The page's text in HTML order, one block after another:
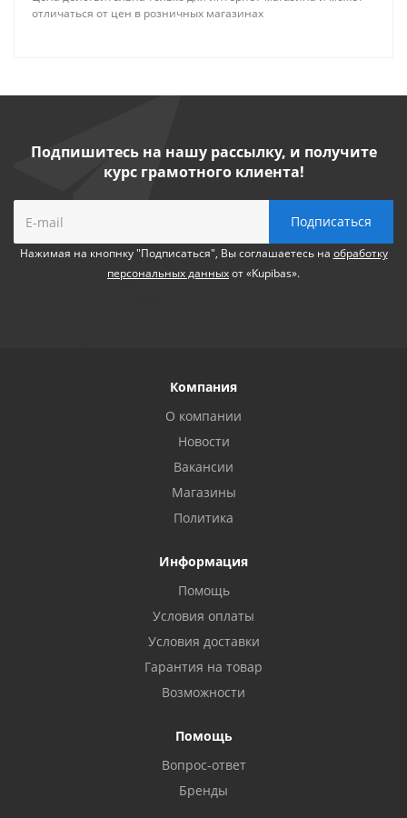
отличаться от цен в розничных магазинах
Подпишитесь на нашу рассылку, и получите
курс грамотного клиента!
Нажимая на кнопнку "Подписаться", Вы соглашаетесь на обработку
персональных данныхот «Kupibas».
Компания
О компании
Новости
Вакансии
Магазины
Политика
Информация
Помощь
Условия оплаты
Условия доставки
Гарантия на товар
Возможности
Помощь
Вопрос-ответ
Бренды